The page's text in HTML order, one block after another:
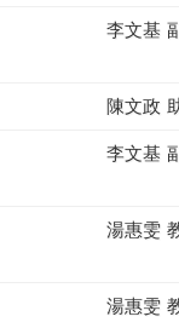
李文基
陳文政
李文基
湯惠雯
湯惠雯